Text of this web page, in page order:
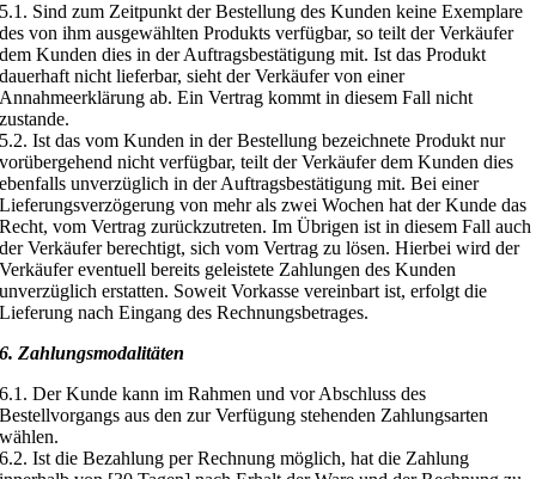
5.1. Sind zum Zeitpunkt der Bestellung des Kunden keine Exemplare
des von ihm ausgewählten Produkts verfügbar, so teilt der Verkäufer
dem Kunden dies in der Auftragsbestätigung mit. Ist das Produkt
dauerhaft nicht lieferbar, sieht der Verkäufer von einer
Annahmeerklärung ab. Ein Vertrag kommt in diesem Fall nicht
zustande.
5.2. Ist das vom Kunden in der Bestellung bezeichnete Produkt nur
vorübergehend nicht verfügbar, teilt der Verkäufer dem Kunden dies
ebenfalls unverzüglich in der Auftragsbestätigung mit. Bei einer
Lieferungsverzögerung von mehr als zwei Wochen hat der Kunde das
Recht, vom Vertrag zurückzutreten. Im Übrigen ist in diesem Fall auch
der Verkäufer berechtigt, sich vom Vertrag zu lösen. Hierbei wird der
Verkäufer eventuell bereits geleistete Zahlungen des Kunden
unverzüglich erstatten. Soweit Vorkasse vereinbart ist, erfolgt die
Lieferung nach Eingang des Rechnungsbetrages.
6. Zahlungsmodalitäten
6.1. Der Kunde kann im Rahmen und vor Abschluss des
Bestellvorgangs aus den zur Verfügung stehenden Zahlungsarten
wählen.
6.2. Ist die Bezahlung per Rechnung möglich, hat die Zahlung